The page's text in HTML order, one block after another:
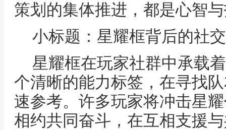
策划的集体推进，都是心智
小标题：星耀框背后的社
星耀框在玩家社群中承载
个清晰的能力标签，在寻找
速参考。许多玩家将冲击星
相约共同奋斗，在互相支援